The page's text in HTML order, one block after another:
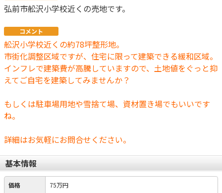
弘前市舩沢小学校近くの売地です。
コメント
舩沢小学校近くの約78坪整形地。
市街化調整区域ですが、住宅に限って建築できる緩和区域。
インフレで建築費が高騰していますので、土地値をぐっと抑
えてご自宅を建築してみませんか？
もしくは駐車場用地や雪捨て場、資材置き場でもいいです
ね。
詳細はお気軽にお問合せください。
基本情報
価格 75万円